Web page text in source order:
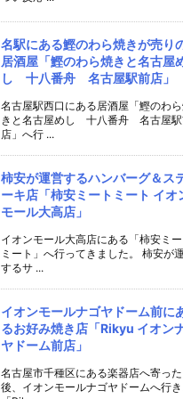
名駅にある鰹のわら焼きが売り
居酒屋「鰹のわら焼きと名古屋
し 十八番舟 名古屋駅前店」
名古屋駅西口にある居酒屋「鰹のわ
きと名古屋めし 十八番舟 名古屋
店」へ行 ...
柿安が運営するハンバーグ＆ス
ーキ店「柿安ミートミート イオ
モール大高店」
イオンモール大高店にある「柿安ミー
ミート」へ行ってきました。 柿安が
するサ ...
イオンモールナゴヤドーム前に
るお好み焼き店「Rikyu イオン
ヤドーム前店」
名古屋市千種区にある楽器店へ寄った
後、イオンモールナゴヤドームへ行き